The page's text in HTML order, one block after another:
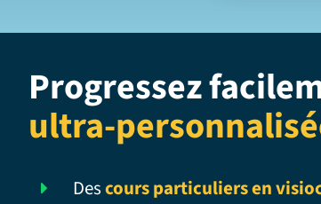
Progressez
ultra-
Descours particuliers en